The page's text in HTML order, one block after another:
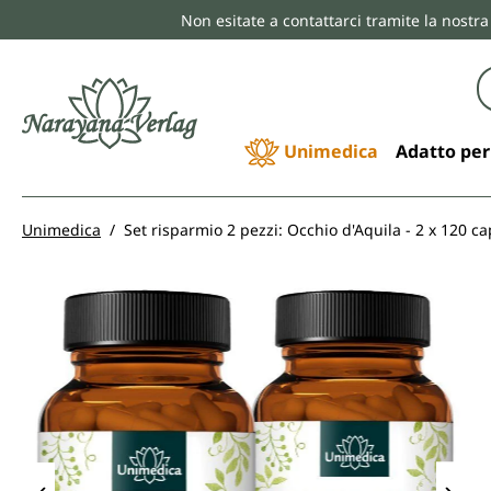
Passa alla navigazione principale
Non esitate a contattarci tramite la
Unimedica Adatto per
Unimedica Set risparmio 2 pezzi: Occhio d'Aquila - 2 x 120
Salta la galleria di immagini